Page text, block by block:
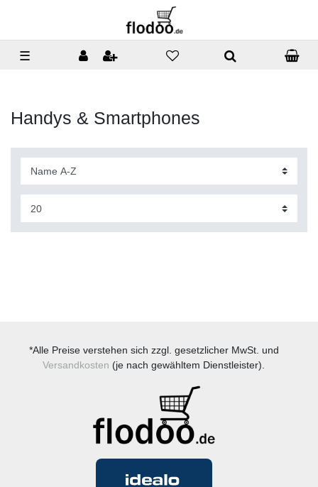
☰
Handys & Smartphones
*Alle Preise verstehen sich zzgl. gesetzlicher MwSt. und
Versandkosten (je nach gewähltem Dienstleister).